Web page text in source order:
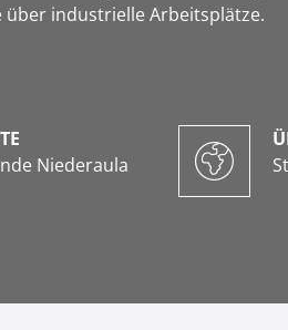
über industrielle Arbeitsplätze.
Niederaula